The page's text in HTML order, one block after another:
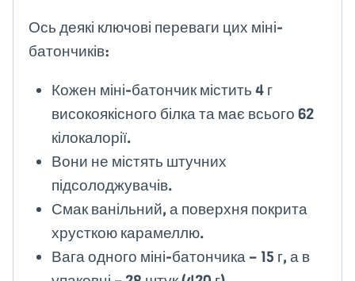
Ось деякі ключові переваги цих міні-
батончиків:
Кожен міні-батончик містить 4 г
високоякісного білка та має всього 62
кілокалорії.
Вони не містять штучних
підсолоджувачів.
Смак ванільний, а поверхня покрита
хрусткою карамеллю.
Вага одного міні-батончика – 15 г, а в